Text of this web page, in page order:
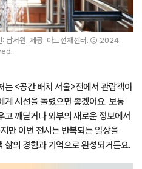
: 남서원. 제공: 아트선재센터. ⓒ 2024.
<공간 배치 서울>전에서 관람객이
게 시선을 돌렸으면 좋겠어요. 보통
고 깨닫거나 외부의 새로운 정보에서
만 이번 전시는 반복되는 일상을
삶의 경험과 기억으로 완성되거든요.